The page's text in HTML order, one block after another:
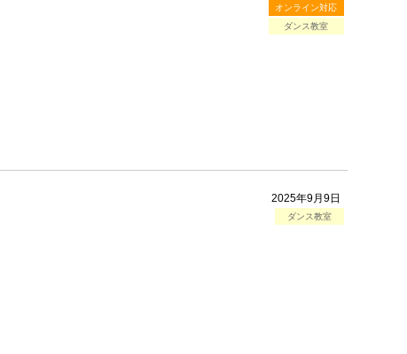
オンライン対応
ダンス教室
2025年9月9日
ダンス教室